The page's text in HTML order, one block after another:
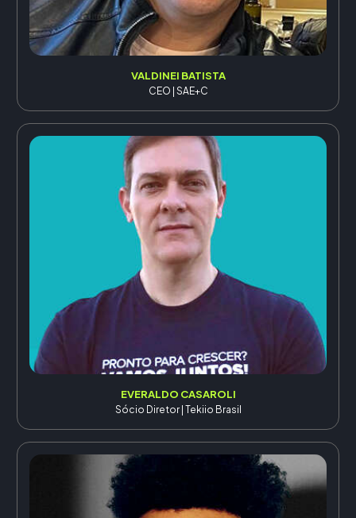
VALDINEI BATISTA
CEO | SAE+C
EVERALDO CASAROLI
Sócio Diretor | Tekiio Brasil